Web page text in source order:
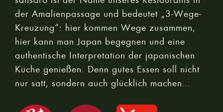
der Amalienpassage und bedeutet „3-Wege-
Kreuzung“: hier kommen Wege zusammen,
hier kann man Japan begegnen und eine
authentische Interpretation der japanischen
Küche genießen. Denn gutes Essen soll nicht
nur satt, sondern auch glücklich machen…